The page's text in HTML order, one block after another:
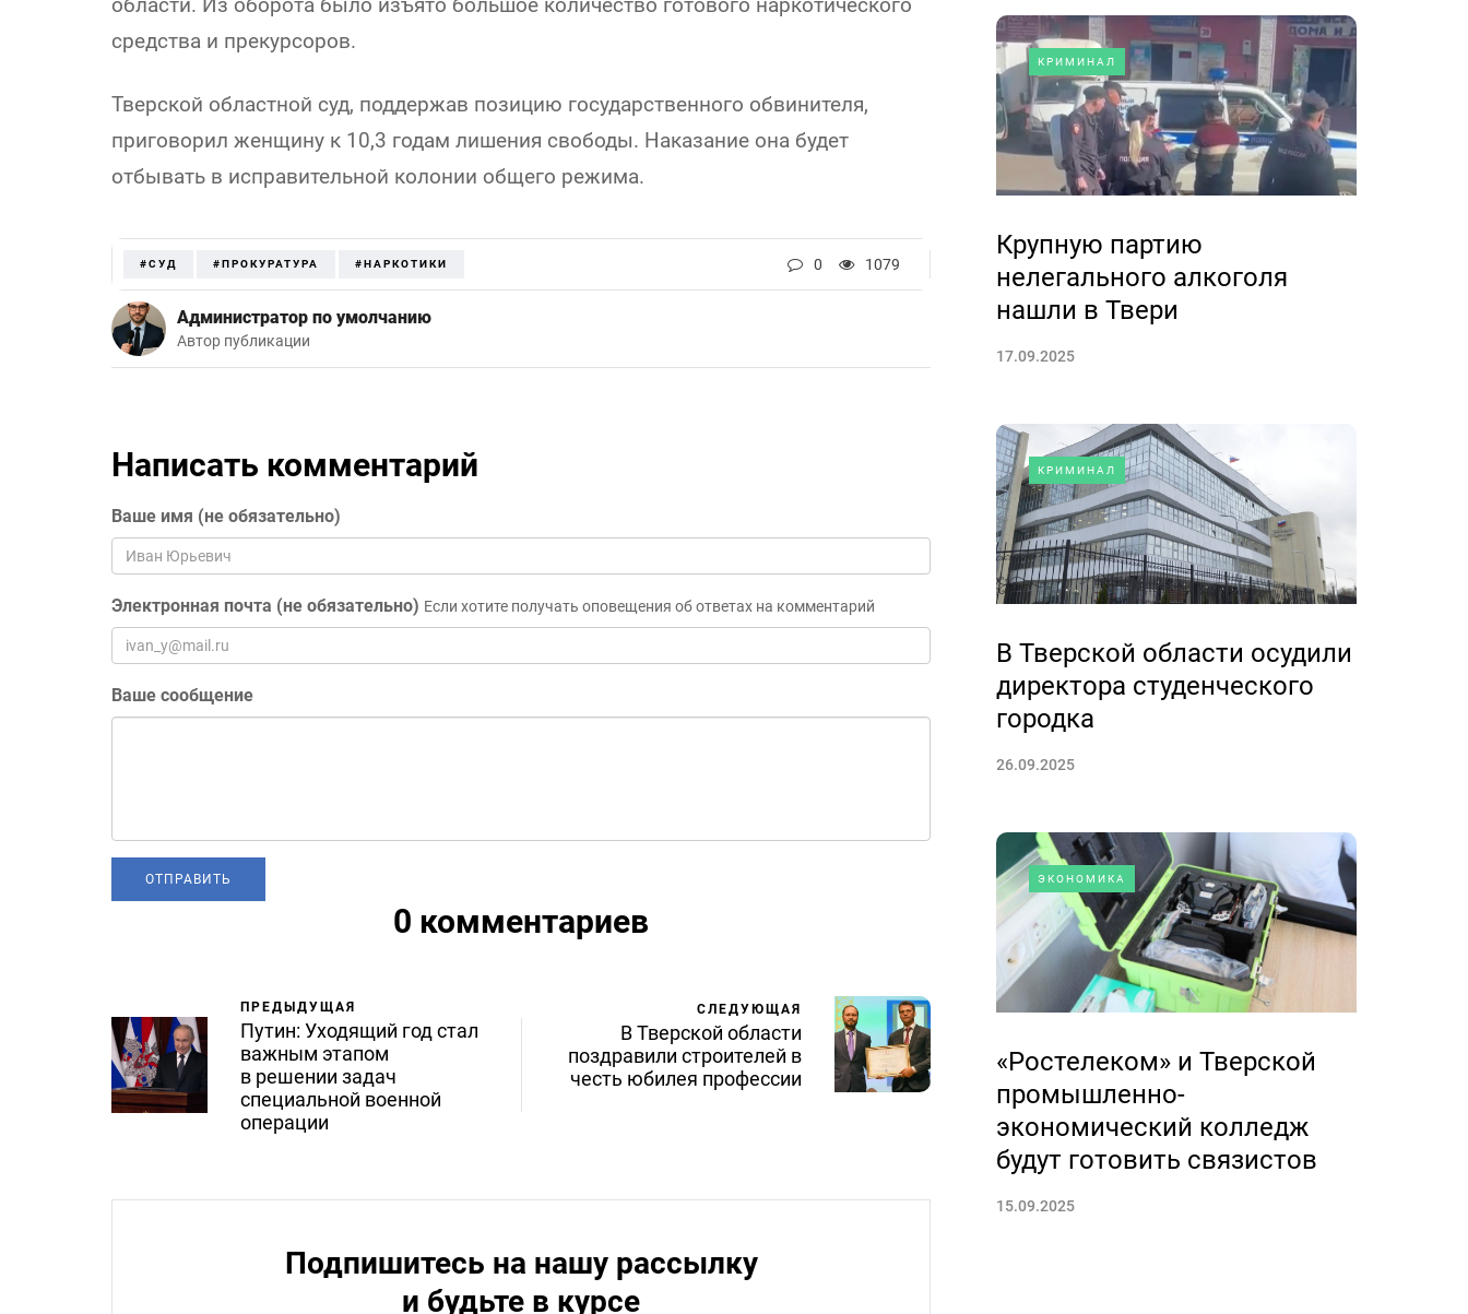
средства и прекурсоров.
Тверской областной суд, поддержав позицию государственного обвинителя,
приговорил женщину к 10,3 годам лишения свободы. Наказание она будет
отбывать в исправительной колонии общего режима.
#СУД #ПРОКУРАТУРА #НАРКОТИКИ 0 1079
Администратор по умолчанию
Автор публикации
Написать комментарий
Ваше имя (не обязательно)
Электронная почта (не обязательно) Если хотите получать оповещения об ответах на комментарий
Ваше сообщение
0 комментариев
ПРЕДЫДУЩАЯ
Путин: Уходящий год стал
важным этапом
в решении задач
специальной военной
операции
СЛЕДУЮЩАЯ
В Тверской области
поздравили строителей в
честь юбилея профессии
Подпишитесь на нашу рассылку
и будьте в курсе
КРИМИНАЛ
Крупную партию
нелегального алкоголя
нашли в Твери
17.09.2025
КРИМИНАЛ
В Тверской области осудили
директора студенческого
городка
26.09.2025
ЭКОНОМИКА
«Ростелеком» и Тверской
промышленно-
экономический колледж
будут готовить связистов
15.09.2025